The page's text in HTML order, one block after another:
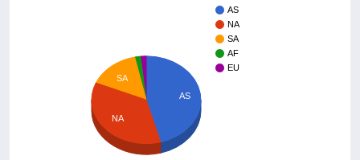
AS
NA
SA
AF
EU
AS
SA
NA